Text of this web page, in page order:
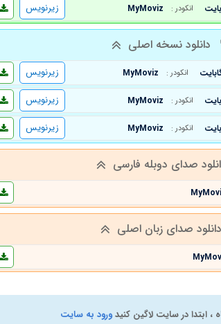
انکودر : MyMoviz زیرنویس
دانلود نسخه اصلی
انکودر : MyMoviz
زیرنویس
انکودر : MyMoviz
زیرنویس
انکودر : MyMoviz زیرنویس
صدای دوبله فارسی
دانلود صدای زبان اصلی
، ابتدا در سایت لاگین کنیدورود به سایت